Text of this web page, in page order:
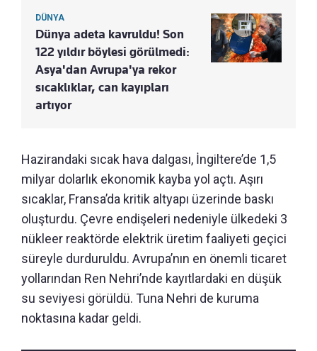
DÜNYA
Dünya adeta kavruldu! Son
122 yıldır böylesi görülmedi:
Asya'dan Avrupa'ya rekor
sıcaklıklar, can kayıpları
artıyor
Hazirandaki sıcak hava dalgası, İngiltere’de 1,5
milyar dolarlık ekonomik kayba yol açtı. Aşırı
sıcaklar, Fransa’da kritik altyapı üzerinde baskı
oluşturdu. Çevre endişeleri nedeniyle ülkedeki 3
nükleer reaktörde elektrik üretim faaliyeti geçici
süreyle durduruldu. Avrupa’nın en önemli ticaret
yollarından Ren Nehri’nde kayıtlardaki en düşük
su seviyesi görüldü. Tuna Nehri de kuruma
noktasına kadar geldi.